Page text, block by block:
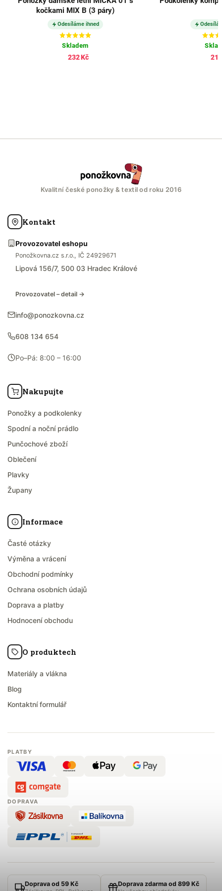
kočkami MIX B (3 páry)
Odesíláme ihned
Skladem
232 Kč
Kvalitní české ponožky & textil od roku 2016
Kontakt
Provozovatel eshopu
Ponožkovna.cz s.r.o., IČ 24929671
Lipová 156/7, 500 03 Hradec Králové
Provozovatel – detail →
info@ponozkovna.cz
608 134 654
Po–Pá: 8:00 – 16:00
Nakupujte
Ponožky a podkolenky
Spodní a noční prádlo
Punčochové zboží
Oblečení
Plavky
Župany
Informace
Časté otázky
Výměna a vrácení
Obchodní podmínky
Ochrana osobních údajů
Doprava a platby
Hodnocení obchodu
O produktech
Materiály a vlákna
Blog
Kontaktní formulář
PLATBY
DOPRAVA
Doprava od 59 Kč Doprava zdarma od 899 Kč